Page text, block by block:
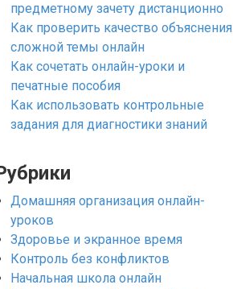
предметному зачету дистанционно
Как проверить качество объяснения
сложной темы онлайн
Как сочетать онлайн-уроки и
печатные пособия
Как использовать контрольные
задания для диагностики знаний
Домашняя организация онлайн-
уроков
Здоровье и экранное время
Контроль без конфликтов
Начальная школа онлайн